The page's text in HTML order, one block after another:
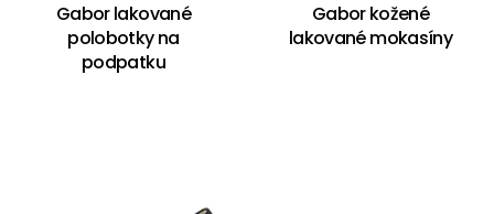
Gabor lakované
polobotky na
podpatku
Gabor kožené
lakované mokasíny